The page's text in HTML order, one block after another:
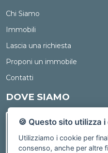
Chi Siamo
Immobili
Lascia una richiesta
Proponi un immobile
Contatti
DOVE SIAMO
🍪 Questo sito utilizza
Utilizziamo i cookie per
consenso, anche per altre